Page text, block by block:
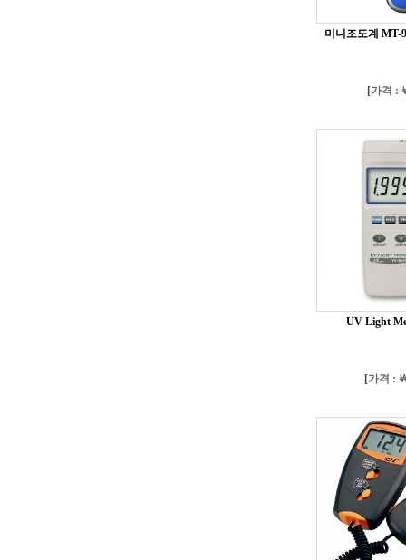
미니조도계 MT-
[가격 :
UV Light
[가격 :